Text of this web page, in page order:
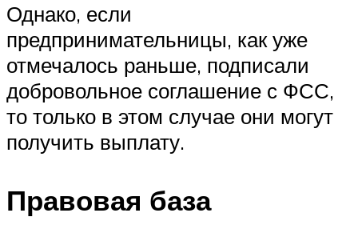
Однако, если
предпринимательницы, как уже
отмечалось раньше, подписали
добровольное соглашение с ФСС,
то только в этом случае они могут
получить выплату.
Правовая база